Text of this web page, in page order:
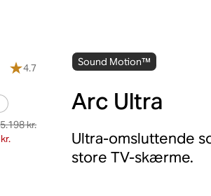
4.7
5.198 kr.
Sound Motion™
Arc Ultra
Ultra-omsluttende
store TV-skærme.